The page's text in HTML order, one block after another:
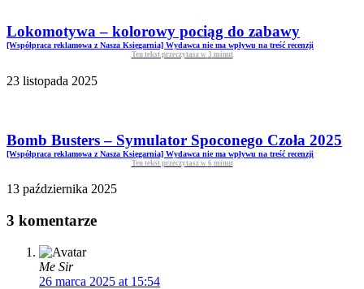
Lokomotywa – kolorowy pociąg do zabawy
[Współpraca reklamowa z Nasza Księgarnia] Wydawca nie ma wpływu na treść recenzji
Ten tekst przeczytasz w 3 minut
23 listopada 2025
Bomb Busters – Symulator Spoconego Czoła 2025
[Współpraca reklamowa z Nasza Księgarnia] Wydawca nie ma wpływu na treść recenzji
Ten tekst przeczytasz w 6 minut
13 października 2025
3 komentarze
Me Sir
26 marca 2025 at 15:54